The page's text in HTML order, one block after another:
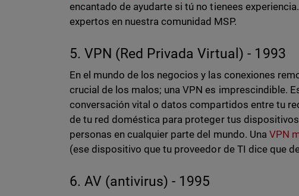
encantado de ayudarte si tú no tienees
expertos en nuestra comunidad MSP.
5. VPN (Red Privada Virtual) - 1993
En el mundo de los negocios y las conexiones
crucial de los malos; una VPN es imprescindible.
conversación vital o datos compartidos entre tu
de tu red doméstica para proteger tus
personas en cualquier parte del mundo. Una VPN
(ese dispositivo que tu proveedor de TI dice que
6. AV (antivirus) - 1995